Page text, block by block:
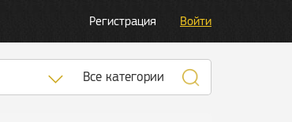
Регистрация Войти
Список категорий
Все категории